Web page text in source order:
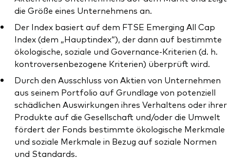
die Größe eines Unternehmens an.
Der Index basiert auf dem FTSE Emerging All Cap
Index (dem „Hauptindex“), der dann auf bestimmte
ökologische, soziale und Governance-Kriterien (d. h.
kontroversenbezogene Kriterien) überprüft wird.
Durch den Ausschluss von Aktien von Unternehmen
aus seinem Portfolio auf Grundlage von potenziell
schädlichen Auswirkungen ihres Verhaltens oder ihrer
Produkte auf die Gesellschaft und/oder die Umwelt
fördert der Fonds bestimmte ökologische Merkmale
und soziale Merkmale in Bezug auf soziale Normen
und Standards.